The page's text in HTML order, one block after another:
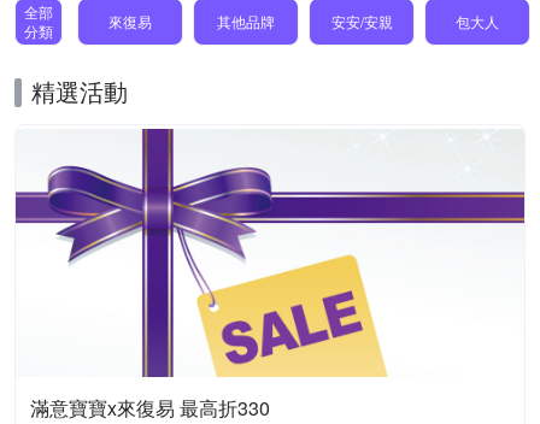
全部
分類
來復易 其他品牌 安安/安親 包大人
精選活動
滿意寶寶x來復易 最高折330